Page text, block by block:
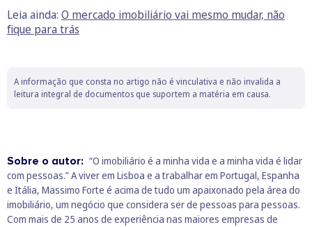
Leia ainda: O mercado imobiliário vai mesmo mudar, não
fique para trás
A informação que consta no artigo não é vinculativa e não invalida a
leitura integral de documentos que suportem a matéria em causa.
Sobre o autor: “O imobiliário é a minha vida e a minha vida é lidar
com pessoas.” A viver em Lisboa e a trabalhar em Portugal, Espanha
e Itália, Massimo Forte é acima de tudo um apaixonado pela área do
imobiliário, um negócio que considera ser de pessoas para pessoas.
Com mais de 25 anos de experiência nas maiores empresas de